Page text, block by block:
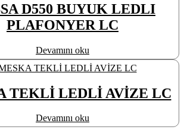
D550 BUYUK LEDLI
PLAFONYER LC
Devamını oku
TEKLİ LEDLİ AVİZE LC
Devamını oku